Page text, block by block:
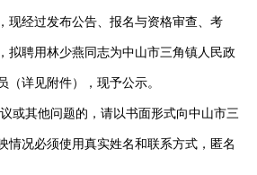
现经过发布公告、报名与资格审查、考
拟聘用林少燕同志为中山市三角镇人民政
（详见附件），现予公示。
或其他问题的，请以书面形式向中山市三
情况必须使用真实姓名和联系方式，匿名